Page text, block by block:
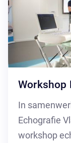
Workshop
In
Echografie
workshop